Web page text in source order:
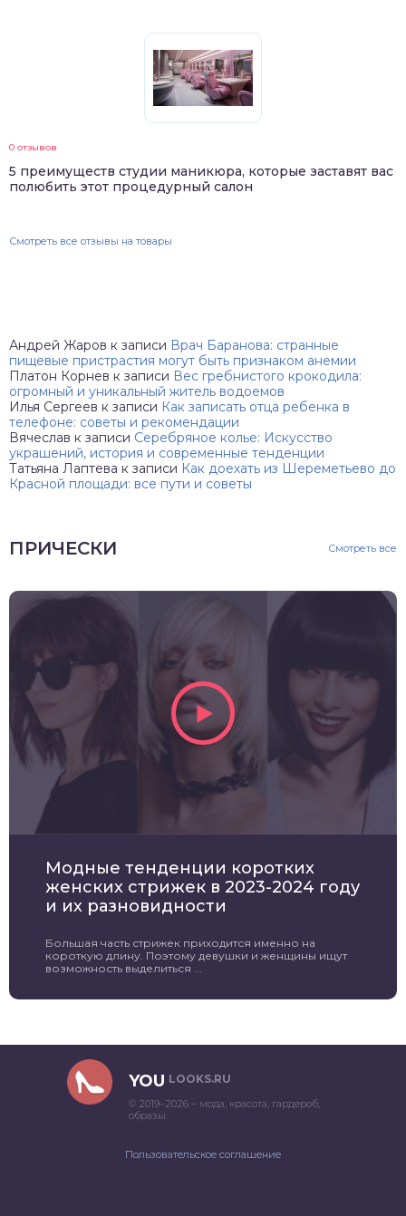
0 отзывов
5 преимуществ студии маникюра, которые заставят вас
полюбить этот процедурный салон
Смотреть все отзывы на товары
Андрей Жаров к записи Врач Баранова: странные
пищевые пристрастия могут быть признаком анемии
Платон Корнев к записи Вес гребнистого крокодила:
огромный и уникальный житель водоемов
Илья Сергеев к записи Как записать отца ребенка в
телефоне: советы и рекомендации
Вячеслав к записи Серебряное колье: Искусство
украшений, история и современные тенденции
Татьяна Лаптева к записи Как доехать из Шереметьево до
Красной площади: все пути и советы
ПРИЧЕСКИ Смотреть все
Модные тенденции коротких
женских стрижек в 2023-2024 году
и их разновидности
Большая часть стрижек приходится именно на
короткую длину. Поэтому девушки и женщины ищут
возможность выделиться ...
YOU LOOKS.RU
© 2019–2026 – мода, красота, гардероб,
образы.
Пользовательское соглашение